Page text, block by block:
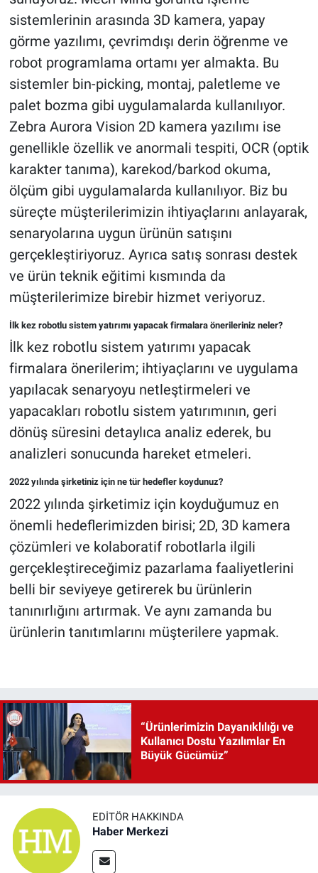
sistemlerinin arasında 3D kamera, yapay
görme yazılımı, çevrimdışı derin öğrenme ve
robot programlama ortamı yer almakta. Bu
sistemler bin-picking, montaj, paletleme ve
palet bozma gibi uygulamalarda kullanılıyor.
Zebra Aurora Vision 2D kamera yazılımı ise
genellikle özellik ve anormali tespiti, OCR (optik
karakter tanıma), karekod/barkod okuma,
ölçüm gibi uygulamalarda kullanılıyor. Biz bu
süreçte müşterilerimizin ihtiyaçlarını anlayarak,
senaryolarına uygun ürünün satışını
gerçekleştiriyoruz. Ayrıca satış sonrası destek
ve ürün teknik eğitimi kısmında da
müşterilerimize birebir hizmet veriyoruz.
İlk kez robotlu sistem yatırımı yapacak firmalara önerileriniz neler?
İlk kez robotlu sistem yatırımı yapacak
firmalara önerilerim; ihtiyaçlarını ve uygulama
yapılacak senaryoyu netleştirmeleri ve
yapacakları robotlu sistem yatırımının, geri
dönüş süresini detaylıca analiz ederek, bu
analizleri sonucunda hareket etmeleri.
2022 yılında şirketiniz için ne tür hedefler koydunuz?
2022 yılında şirketimiz için koyduğumuz en
önemli hedeflerimizden birisi; 2D, 3D kamera
çözümleri ve kolaboratif robotlarla ilgili
gerçekleştireceğimiz pazarlama faaliyetlerini
belli bir seviyeye getirerek bu ürünlerin
tanınırlığını artırmak. Ve aynı zamanda bu
ürünlerin tanıtımlarını müşterilere yapmak.
“Ürünlerimizin Dayanıklılığı ve
Kullanıcı Dostu Yazılımlar En
Büyük Gücümüz”
EDITÖR HAKKINDA
Haber Merkezi